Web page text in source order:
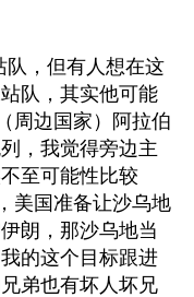
队，但有人想在这
队，其实他可能
周边国家）阿拉伯
，我觉得旁边主
至可能性比较
美国准备让沙乌地
朗，那沙乌地当
的这个目标跟进
弟也有坏人坏兄